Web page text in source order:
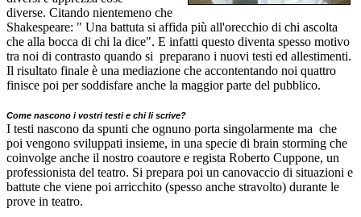
diverse. Citando nientemeno che
Shakespeare: " Una battuta si affida più all'orecchio di chi ascolta
che alla bocca di chi la dice". E infatti questo diventa spesso motivo
tra noi di contrasto quando si preparano i nuovi testi ed allestimenti.
Il risultato finale è una mediazione che accontentando noi quattro
finisce poi per soddisfare anche la maggior parte del pubblico.
Come nascono i vostri testi e chi li scrive?
I testi nascono da spunti che ognuno porta singolarmente ma che
poi vengono sviluppati insieme, in una specie di brain storming che
coinvolge anche il nostro coautore e regista Roberto Cuppone, un
professionista del teatro. Si prepara poi un canovaccio di situazioni e
battute che viene poi arricchito (spesso anche stravolto) durante le
prove in teatro.